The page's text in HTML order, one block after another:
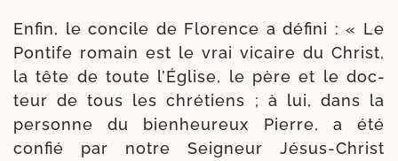
Enfin, le concile de Florence a défi­ni : « Le
Pontife romain est le vrai vicaire du Christ,
la tête de toute l’Église, le père et le doc­
teur de tous les chré­tiens ; à lui, dans la
per­sonne du bien­heu­reux Pierre, a été
confié par notre Seigneur Jésus-​Christ